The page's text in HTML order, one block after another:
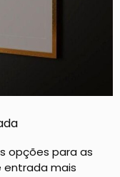
opções para as
entrada mais